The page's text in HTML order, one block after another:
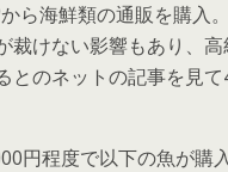
ら海鮮類の通販を購入
裁けない影響もあり、
とのネットの記事を見
円程度で以下の魚が購